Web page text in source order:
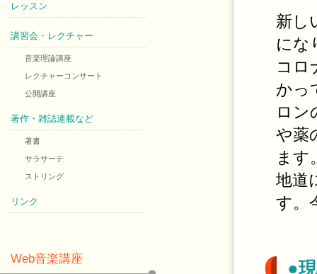
新し
にな
コロ
かっ
ロン
や薬
ます
地道
す。
●
レッスン
講習会・レクチャー
音楽理論講座
レクチャーコンサート
公開講座
著作・雑誌連載など
著書
サラサーテ
ストリング
リンク
Web音楽講座